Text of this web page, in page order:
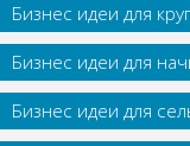
Бизнес идеи для
Бизнес идеи для
Бизнес идеи для